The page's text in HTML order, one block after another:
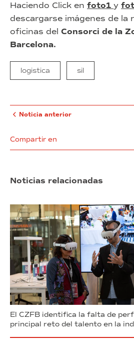
Haciendo Click en foto1 y
descargarse imágenes de la
oficinas del Consorci de la
Barcelona.
logistica sil
Noticia anterior
Compartir en
Noticias relacionadas
El CZFB identifica la falta de
principal reto del talento en la